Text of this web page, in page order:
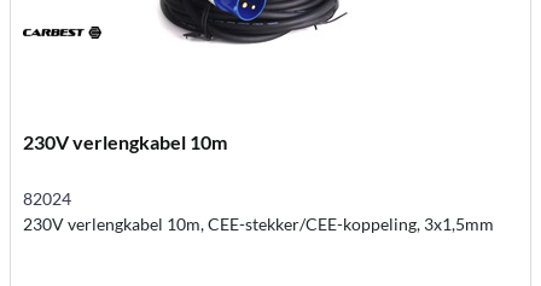
230V verlengkabel 10m
82024
230V verlengkabel 10m, CEE-stekker/CEE-koppeling, 3x1,5mm